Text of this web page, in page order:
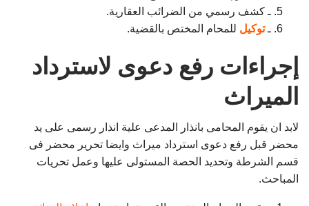
ـ كشف رسمي من الضرائب العقارية.
ـتوكيل للمحام المختص بالقضية.
إجراءات رفع دعوى لاسترداد
الميراث
لابد ان يقوم المحامى بانذار المدعى علية انذار رسمى على يد
محضر قبل رفع دعوى استرداد ميراث وايضا تحرير محضر فى
قسم الشرطة وتحديد الحصة المستولى عليها وعمل تحريات
المباحث.